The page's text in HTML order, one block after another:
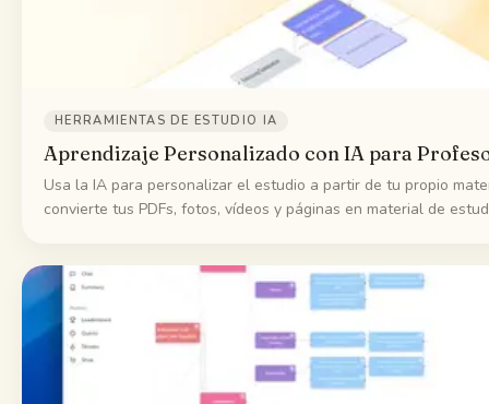
HERRAMIENTAS DE ESTUDIO IA
Aprendizaje Personalizado con IA para
Usa la IA para personalizar el estudio a partir de tu propio
convierte tus PDFs, fotos, vídeos y páginas en material de